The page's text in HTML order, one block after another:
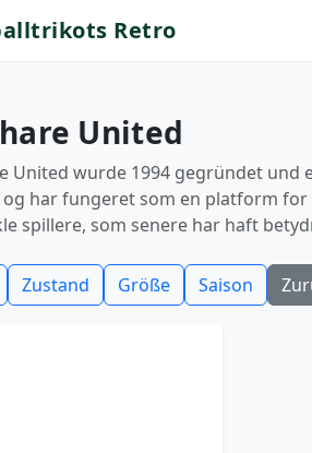
Retro
United
United wurde 1994 gegründet und
har fungeret som en platform
spillere, som senere har haft
Zustand Größe Saison